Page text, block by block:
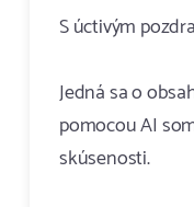
S úctivým
Jedná sa o
pomocou AI
skúsenosti.